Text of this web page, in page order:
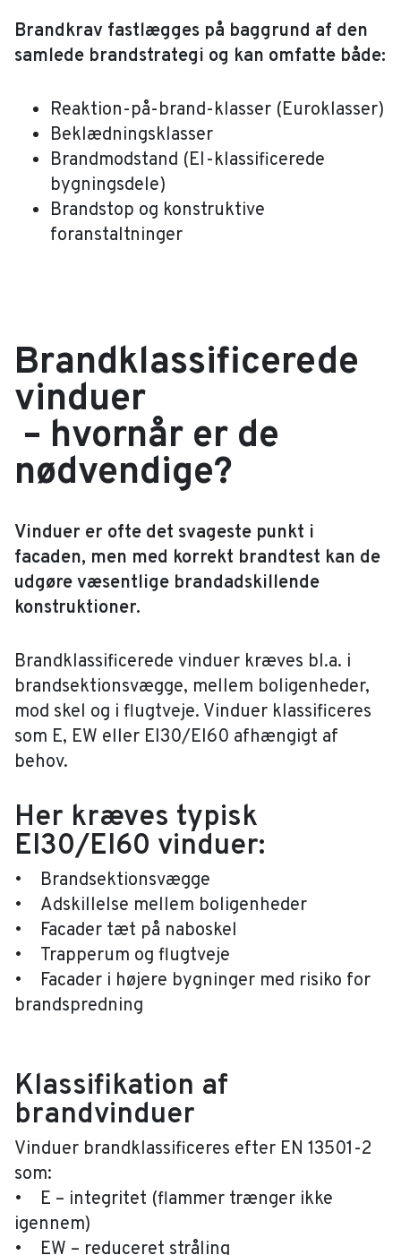
Brandkrav fastlægges på baggrund af den
samlede brandstrategi og kan omfatte både:
Reaktion-på-brand-klasser (Euroklasser)
Beklædningsklasser
Brandmodstand (EI-klassificerede
bygningsdele)
Brandstop og konstruktive
foranstaltninger
Brandklassificerede
vinduer
– hvornår er de
nødvendige?
Vinduer er ofte det svageste punkt i
facaden, men med korrekt brandtest kan de
udgøre væsentlige brandadskillende
konstruktioner.
Brandklassificerede vinduer kræves bl.a. i
brandsektionsvægge, mellem boligenheder,
mod skel og i flugtveje. Vinduer klassificeres
som E, EW eller EI30/EI60 afhængigt af
behov.
Her kræves typisk
EI30/EI60 vinduer:
• Brandsektionsvægge
• Adskillelse mellem boligenheder
• Facader tæt på naboskel
• Trapperum og flugtveje
• Facader i højere bygninger med risiko for
brandspredning
Klassifikation af
brandvinduer
Vinduer brandklassificeres efter EN 13501-2
som:
• E – integritet (flammer trænger ikke
igennem)
• EW – reduceret stråling